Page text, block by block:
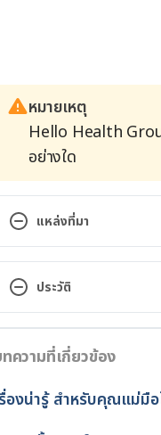
หมายเหตุ
Hello Health
อย่างใด
แหล่งที่มา
Prenatal vitamins:
https://
depth/prenatal-
What are prenatal
https://
are-prenatal-vitamins.
Prenatal Vitamins
ประวัติ
เวอร์ชันปัจจุบัน
06/04/2022
สิฏฐิณิศา รั
ตรวจสอบความถูกต้อ
อัปเดตโดย:
ความที่เกี่ยวข้อง
องน่ารู้ สำหรับคุณแม่มื